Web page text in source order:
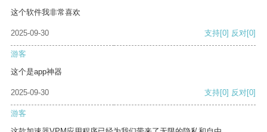
这个软件我非常喜欢
2025-09-30 支持[0] 反对[0]
游客
这个是app神器
2025-09-30 支持[0] 反对[0]
游客